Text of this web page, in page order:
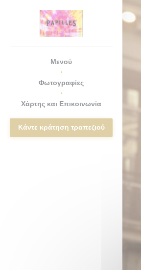
Μενού
Φωτογραφίες
Χάρτης και Επικοινωνία
Κάντε κράτηση τραπεζιού